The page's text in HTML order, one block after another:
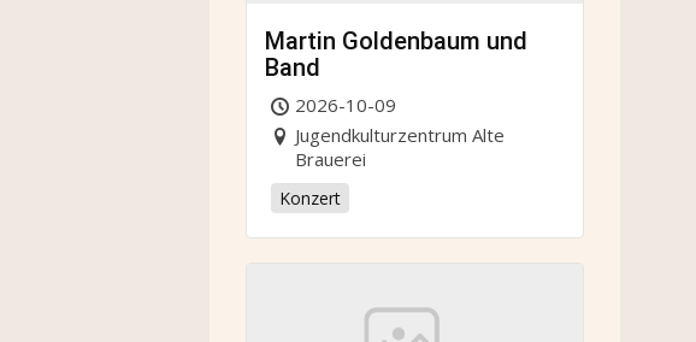
Martin Goldenbaum und
Band
2026-10-09
Jugendkulturzentrum Alte
Brauerei
Konzert